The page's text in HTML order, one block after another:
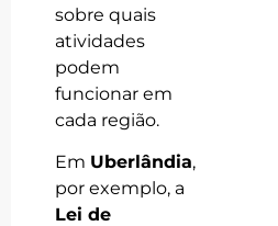
sobre quais
atividades
podem
funcionar em
cada região.
Em Uberlândia,
por exemplo, a
Lei de